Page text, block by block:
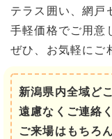
テラス囲い、網戸
手軽価格でご用意
ぜひ、お気軽にご
新潟県内全域ど
遠慮なくご連絡
ご来場はもちろ